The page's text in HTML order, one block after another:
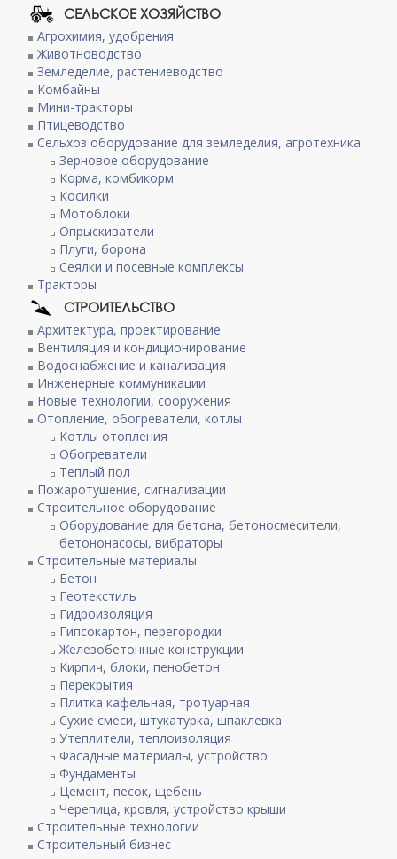
СЕЛЬСКОЕ ХОЗЯЙСТВО
Агрохимия, удобрения
Животноводство
Земледелие, растениеводство
Комбайны
Мини-тракторы
Птицеводство
Сельхоз оборудование для земледелия, агротехника
Зерновое оборудование
Корма, комбикорм
Косилки
Мотоблоки
Опрыскиватели
Плуги, борона
Сеялки и посевные комплексы
Тракторы
СТРОИТЕЛЬСТВО
Архитектура, проектирование
Вентиляция и кондиционирование
Водоснабжение и канализация
Инженерные коммуникации
Новые технологии, сооружения
Отопление, обогреватели, котлы
Котлы отопления
Обогреватели
Теплый пол
Пожаротушение, сигнализации
Строительное оборудование
Оборудование для бетона, бетоносмесители,
бетононасосы, вибраторы
Строительные материалы
Бетон
Геотекстиль
Гидроизоляция
Гипсокартон, перегородки
Железобетонные конструкции
Кирпич, блоки, пенобетон
Перекрытия
Плитка кафельная, тротуарная
Сухие смеси, штукатурка, шпаклевка
Утеплители, теплоизоляция
Фасадные материалы, устройство
Фундаменты
Цемент, песок, щебень
Черепица, кровля, устройство крыши
Строительные технологии
Строительный бизнес